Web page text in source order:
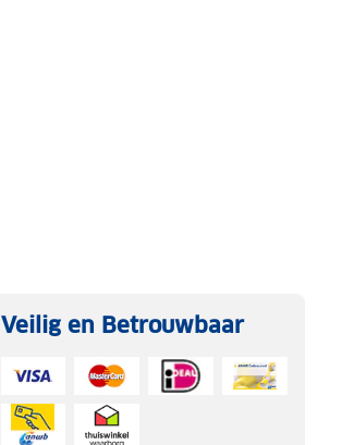
Veilig en Betrouwbaar